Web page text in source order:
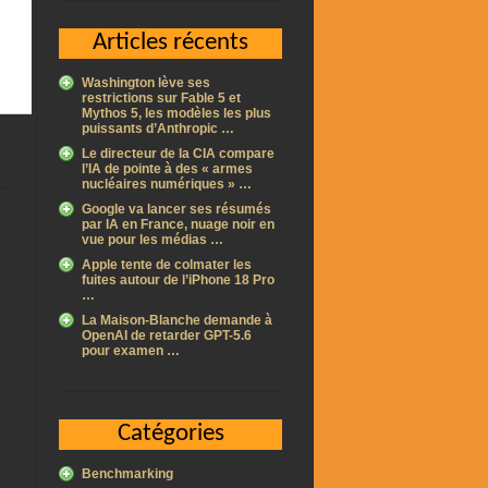
Articles récents
Washington lève ses
restrictions sur Fable 5 et
Mythos 5, les modèles les plus
puissants d’Anthropic …
Le directeur de la CIA compare
l’IA de pointe à des « armes
nucléaires numériques » …
Google va lancer ses résumés
par IA en France, nuage noir en
vue pour les médias …
Apple tente de colmater les
fuites autour de l’iPhone 18 Pro
…
La Maison-Blanche demande à
OpenAI de retarder GPT-5.6
pour examen …
Catégories
Benchmarking